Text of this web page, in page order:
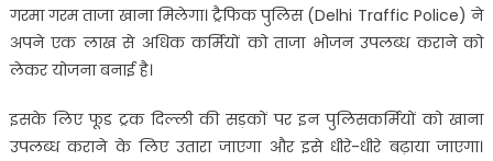
गरमा गरम ताजा खाना मिलेगा। ट्रैफिक पुलिस (Delhi Traffic Police) ने
अपने एक लाख से अधिक कर्मियों को ताजा भोजन उपलब्ध कराने को
लेकर योजना बनाई है।
इसके लिए फूड ट्रक दिल्ली की सड़कों पर इन पुलिसकर्मियों को खाना
उपलब्ध कराने के लिए उतारा जाएगा और इसे धीरे-धीरे बढ़ाया जाएगा।